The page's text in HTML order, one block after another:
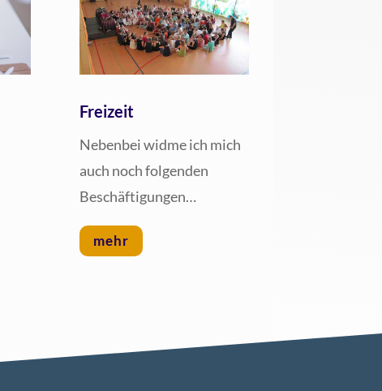
Freizeit
Neben­bei wid­me ich mich
auch noch fol­gen­den
Beschäftigungen…
mehr